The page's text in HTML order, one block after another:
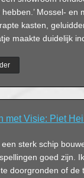
Mossel- en
kasten,
maakte duidelijk
met Visie: Piet
een sterk schip
goed zijn.
doorgronden of de